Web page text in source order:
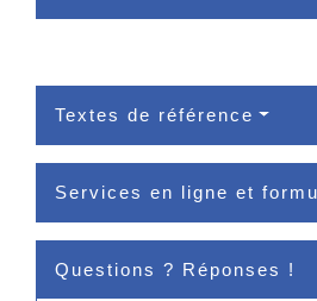
Textes de référence
Services en ligne et
Questions ? Réponses !